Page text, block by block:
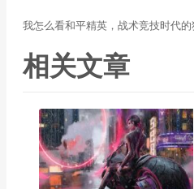
我怎么看和平精英，战术竞技时代的
相关文章